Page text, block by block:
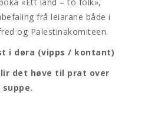
frå leiarane både i
og Palestinakomiteen.
i døra (vipps / kontant)
det høve til prat over